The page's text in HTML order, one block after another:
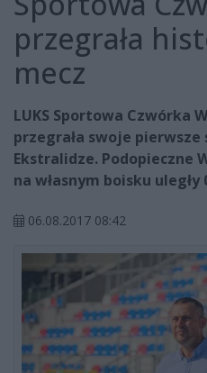
przegrała
mecz
LUKS Sportowa Czwórka
przegrała swoje
Ekstralidze. Podopieczne
na własnym boisku uległy
06.08.2017 08:42